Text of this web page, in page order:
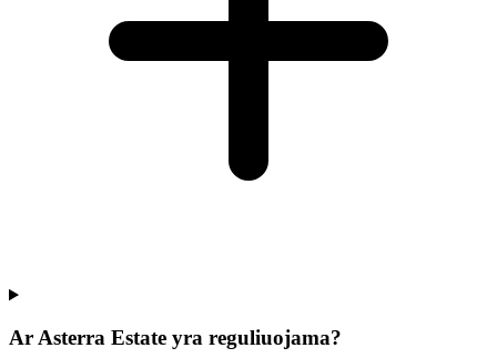
Ar Asterra Estate yra reguliuojama?